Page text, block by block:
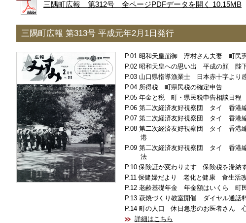
三隅町広報 第312号 全ページPDFデータを開く 10.15MB
三隅町広報 第313号 平成元年2月1日発行
昭和天皇崩御 浮村さん夫妻 町民
昭和天皇への思い出 平成の顔 陛
山口県指導漁業士 日本赤十字より
所得税 町県民税の確定申告
年金と税 町・県民税申告相談日程
第二次経済友好視察団 タイ 香港
第二次経済友好視察団 タイ 香港
第二次経済友好視察団 タイ 香港
港
第二次経済友好視察団 タイ 香港
法
保険証が変わります 保険税を滞納
保健婦だより 老化と健康 食生活
老齢基礎年金 年金額はいくら 町
萩焼づくり教室開催 ダイヤル通話
町の人口 休日急患のお医者さん
詳細はこちら